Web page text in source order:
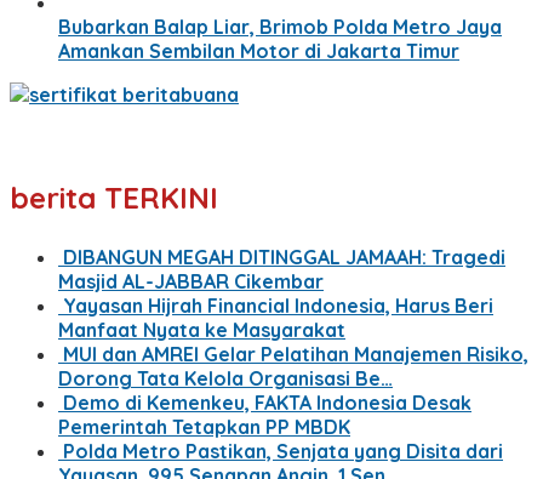
Bubarkan Balap Liar, Brimob Polda Metro Jaya
Amankan Sembilan Motor di Jakarta Timur
berita TERKINI
DIBANGUN MEGAH DITINGGAL JAMAAH: Tragedi
Masjid AL-JABBAR Cikembar
Yayasan Hijrah Financial Indonesia, Harus Beri
Manfaat Nyata ke Masyarakat
MUI dan AMREI Gelar Pelatihan Manajemen Risiko,
Dorong Tata Kelola Organisasi Be…
Demo di Kemenkeu, FAKTA Indonesia Desak
Pemerintah Tetapkan PP MBDK
Polda Metro Pastikan, Senjata yang Disita dari